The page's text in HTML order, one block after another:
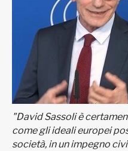
"David Sassoli è
come gli ideali europei
società, in un impegno